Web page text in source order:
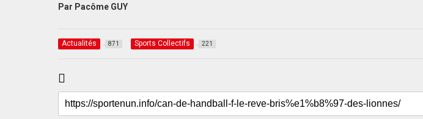
Par Pacôme GUY
Actualités 871 Sports Collectifs 221